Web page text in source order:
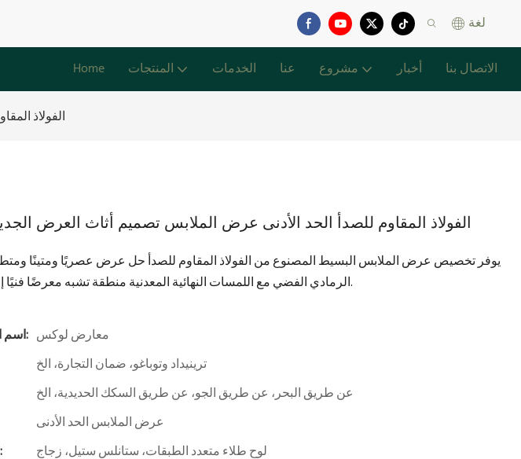
لغة
Home المنتجات الخدمات عنا مشروع أخبار الاتصال بنا
الفولاذ
الفولاذ المقاوم للصدأ الحد الأدنى عرض الملابس تصميم أثاث العرض
يوفر تخصيص عرض الملابس البسيط المصنوع من الفولاذ المقاوم للصدأ حل عرض عصريًا ومتينًا
الرمادي الفضي مع اللمسات النهائية المعدنية منطقة تشبه معرضًا فنيًا إلكترونيًا مصغرًا.
اسم العلامة التجارية: معارض لوكس
ترينيداد وتوباغو، ضمان التجارة، الخ
عن طريق البحر، عن طريق الجو، عن طريق السكك الحديدية، الخ
عرض الملابس الحد الأدنى
المادة الرئيسية: لوح طلاء متعدد الطبقات، ستانلس ستيل، زجاج